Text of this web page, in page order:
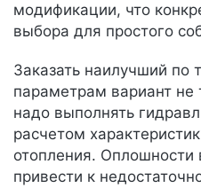
модификации, что
выбора для простого
Заказать наилучший по
параметрам вариант не
надо выполнять
расчетом
отопления. Оплошности
привести к